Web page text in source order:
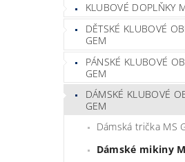
KLUBOVÉ DOPLŇKY
DĚTSKÉ KLUBOVÉ
GEM
PÁNSKÉ KLUBOVÉ
GEM
DÁMSKÉ KLUBOVÉ
GEM
Dámská trička MS
Dámské mikiny